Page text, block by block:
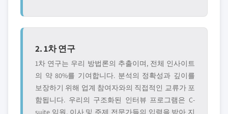
2. 1차 연구
1차 연구는 우리 방법론의 추출이며, 전체 인사이트
의 약 80%를 기여합니다. 분석의 정확성과 깊이를
보장하기 위해 업계 참여자와의 직접적인 교류가 포
함됩니다. 우리의 구조화된 인터뷰 프로그램은 C-
suite 임원, 이사 및 주제 전문가들의 입력을 받아 지